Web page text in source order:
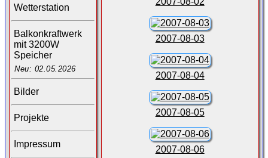
Wetterstation
Balkonkraftwerk
mit 3200W
Speicher
Neu: 02.05.2026
Bilder
Projekte
Impressum
2007-08-03
2007-08-04
2007-08-05
2007-08-06